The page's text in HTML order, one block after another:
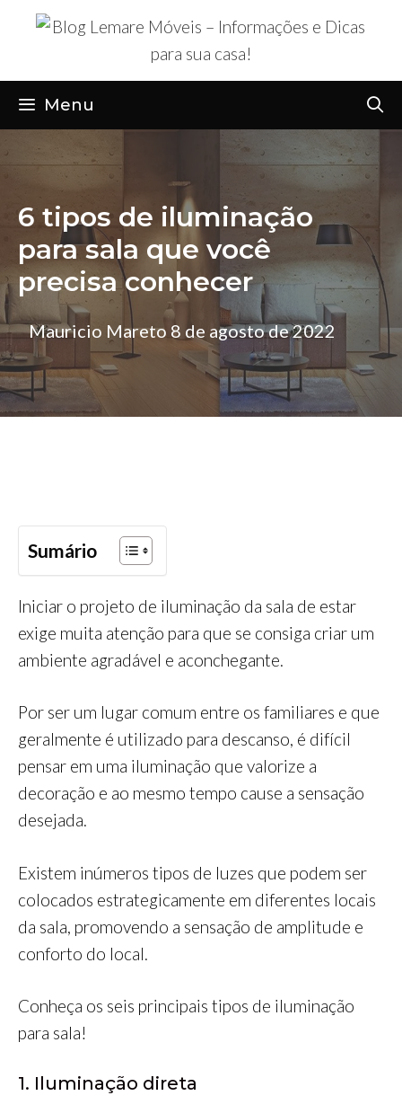
Pular
Menu
6 tipos de iluminação
para sala que você
precisa conhecer
Mauricio Mareto 8 de agosto de 2022
Sumário
Iniciar o projeto de iluminação da sala de estar
exige muita atenção para que se consiga criar um
ambiente agradável e aconchegante.
Por ser um lugar comum entre os familiares e que
geralmente é utilizado para descanso, é difícil
pensar em uma iluminação que valorize a
decoração e ao mesmo tempo cause a sensação
desejada.
Existem inúmeros tipos de luzes que podem ser
colocados estrategicamente em diferentes locais
da sala, promovendo a sensação de amplitude e
conforto do local.
Conheça os seis principais tipos de iluminação
para sala!
1. Iluminação direta